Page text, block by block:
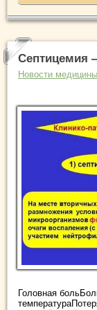
Септицемия
Новости медицины
Головная